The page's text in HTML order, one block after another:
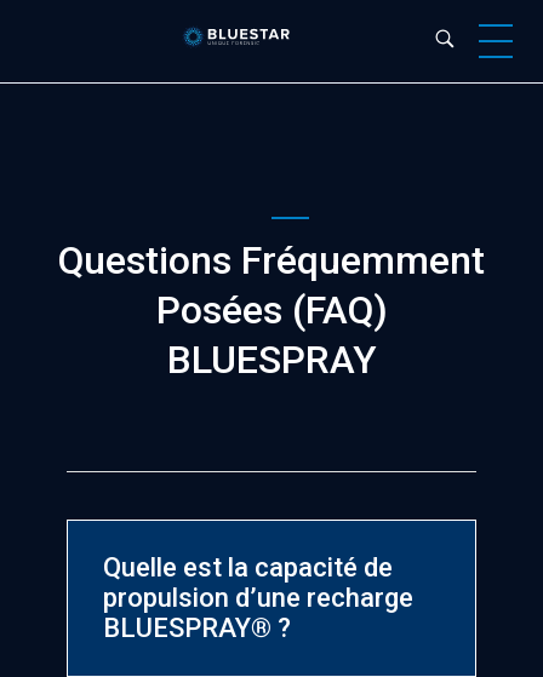
Questions Fréquemment
Posées (FAQ)
BLUESPRAY
Quelle est la capacité de
propulsion d’une recharge
BLUESPRAY® ?